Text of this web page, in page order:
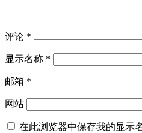
评论 *
显示名称 *
邮箱 *
网站
在此浏览器中保存我的显示